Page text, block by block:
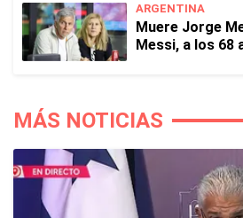
ARGENTINA
Muere Jorge
Messi, a los 68
MÁS NOTICIAS